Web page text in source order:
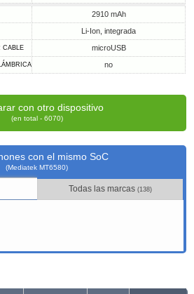
2910 mAh
Li-Ion, integrada
CABLE microUSB
no
con otro dispositivo
(en total - 6070)
con el mismo SoC
(Mediatek MT6580)
Todas las marcas(138)